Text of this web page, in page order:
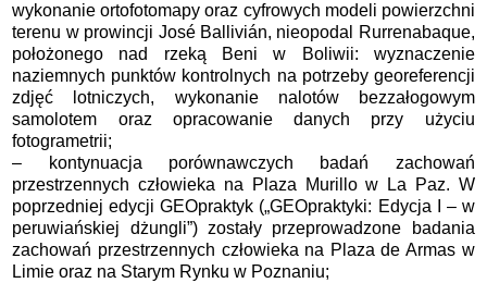
wykonanie ortofotomapy oraz cyfrowych modeli powierzchni
terenu w prowincji José Ballivián, nieopodal Rurrenabaque,
położonego nad rzeką Beni w Boliwii: wyznaczenie
naziemnych punktów kontrolnych na potrzeby georeferencji
zdjęć lotniczych, wykonanie nalotów bezzałogowym
samolotem oraz opracowanie danych przy użyciu
fotogrametrii;
– kontynuacja porównawczych badań zachowań
przestrzennych człowieka na Plaza Murillo w La Paz. W
poprzedniej edycji GEOpraktyk („GEOpraktyki: Edycja I – w
peruwiańskiej dżungli”) zostały przeprowadzone badania
zachowań przestrzennych człowieka na Plaza de Armas w
Limie oraz na Starym Rynku w Poznaniu;